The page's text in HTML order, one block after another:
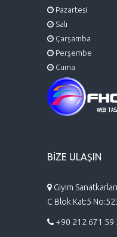
Pazartesi
Salı
Çarşamba
Perşembe
Cuma
BİZE ULAŞIN
Giyim
C Blok Kat:5
+90 212 671 59